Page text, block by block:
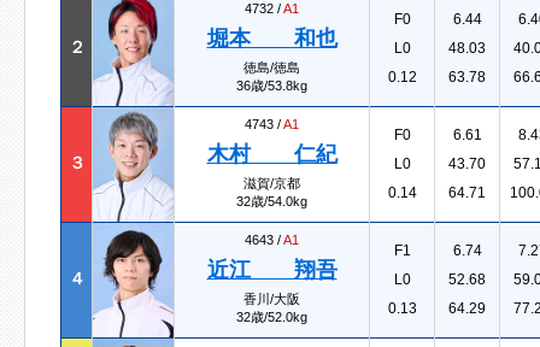
２
4732 /A1
堀本 和也
徳島/徳島
36歳/53.8kg
F0
L0
0.12
6.44
48.03
63.78
３
4743 /A1
木村 仁紀
滋賀/京都
32歳/54.0kg
F0
L0
0.14
6.61
43.70
64.71
４
4643 /A1
近江 翔吾
香川/大阪
32歳/52.0kg
F1
L0
0.13
6.74
52.68
64.29